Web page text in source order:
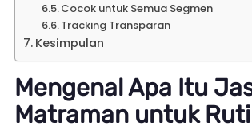
Cocok untuk Semua Segmen
Tracking Transparan
Kesimpulan
Mengenal Apa Itu
Matraman untuk